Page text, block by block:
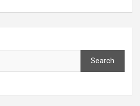
Search